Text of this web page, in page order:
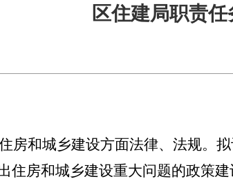
区住建局职责
房和城乡建设方面法律、法规。
住房和城乡建设重大问题的政策